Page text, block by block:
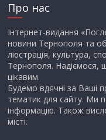
Про нас
Інтернет-видання
новини Тернополя та
люстрація, культура,
Тернополя. Надіємося,
цікавим.
Будемо вдячні за Ваші
тематик для сайту. Ми
інформацію. Також
місті.